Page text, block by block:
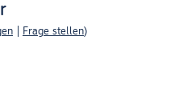
Frage stellen)